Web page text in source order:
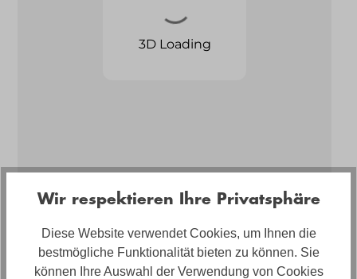
Artikelnummer
05970449WW.4
Wir respektieren Ihre Privatsphäre
Diese Website verwendet Cookies, um Ihnen die
bestmögliche Funktionalität bieten zu können. Sie
können Ihre Auswahl der Verwendung von Cookies